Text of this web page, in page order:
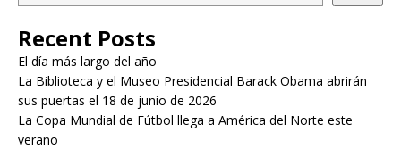
Recent Posts
El día más largo del año
La Biblioteca y el Museo Presidencial Barack Obama abrirán
sus puertas el 18 de junio de 2026
La Copa Mundial de Fútbol llega a América del Norte este
verano